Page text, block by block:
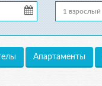
Апартаменты